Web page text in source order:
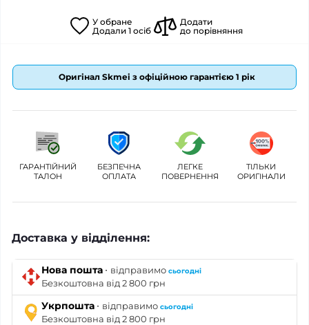
У обране
Додали 1 осіб
Додати
до порівняння
Оригінал Skmei з офіційною гарантією 1 рік
ГАРАНТІЙНИЙ
ТАЛОН
БЕЗПЕЧНА
ОПЛАТА
ЛЕГКЕ
ПОВЕРНЕННЯ
ТІЛЬКИ
ОРИГІНАЛИ
Доставка у відділення:
Нова пошта · відправимо сьогодні
Безкоштовна від 2 800 грн
Укрпошта · відправимо сьогодні
Безкоштовна від 2 800 грн